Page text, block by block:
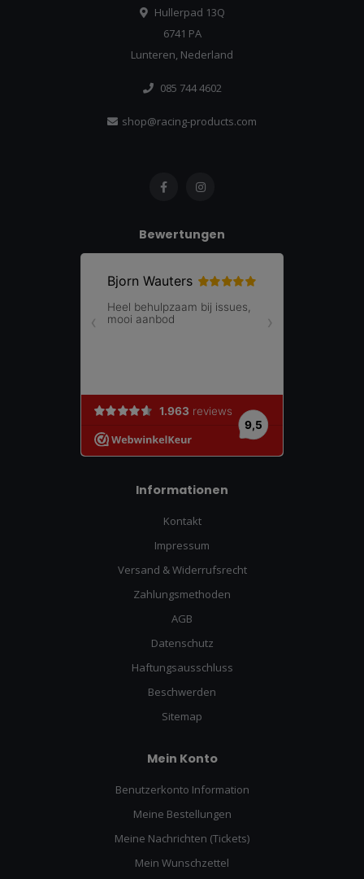
Hullerpad 13Q
6741 PA
Lunteren, Nederland
085 744 4602
shop@racing-products.com
Bewertungen
Informationen
Kontakt
Impressum
Versand & Widerrufsrecht
Zahlungsmethoden
AGB
Datenschutz
Haftungsausschluss
Beschwerden
Sitemap
Mein Konto
Benutzerkonto Information
Meine Bestellungen
Meine Nachrichten (Tickets)
Mein Wunschzettel